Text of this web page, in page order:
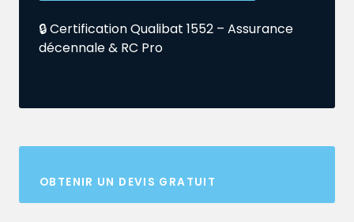
🔒 Certification Qualibat 1552 – Assurance
décennale & RC Pro
OBTENIR UN DEVIS GRATUIT